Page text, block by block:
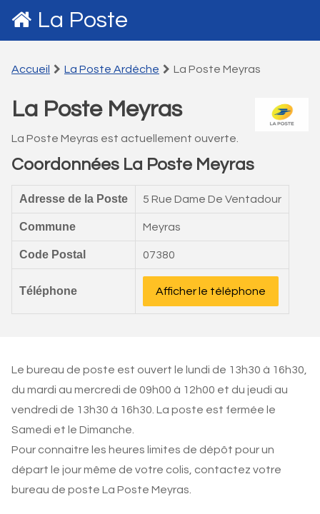
La Poste
Accueil La Poste Ardéche La Poste Meyras
La Poste Meyras
La Poste Meyras est actuellement ouverte.
Coordonnées La Poste Meyras
Adresse de la Poste 5 Rue Dame De Ventadour
Commune Meyras
Code Postal 07380
Téléphone Afficher le téléphone
Le bureau de poste est ouvert le lundi de 13h30 à 16h30,
du mardi au mercredi de 09h00 à 12h00 et du jeudi au
vendredi de 13h30 à 16h30. La poste est fermée le
Samedi et le Dimanche.
Pour connaitre les heures limites de dépôt pour un
départ le jour même de votre colis, contactez votre
bureau de poste La Poste Meyras.